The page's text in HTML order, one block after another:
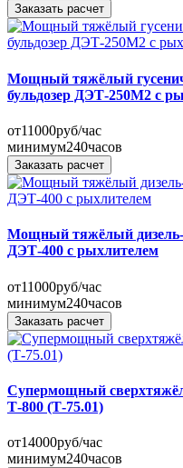
Заказать расчет
Мощный тяжёлый
бульдозер ДЭТ-250М2 с
от11000руб/час
минимум240часов
Заказать расчет
Мощный тяжёлый дизель-
ДЭТ-400 с рыхлителем
от11000руб/час
минимум240часов
Заказать расчет
Супермощный
Т-800 (Т-75.01)
от14000руб/час
минимум240часов